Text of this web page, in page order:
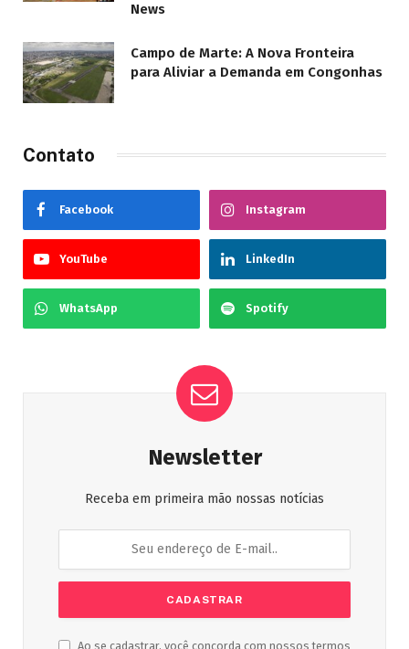
News
Campo de Marte: A Nova Fronteira
para Aliviar a Demanda em Congonhas
Contato
Facebook Instagram
YouTube LinkedIn
WhatsApp Spotify
Newsletter
Receba em primeira mão nossas notícias
Ao se cadastrar, você concorda com nossos termos